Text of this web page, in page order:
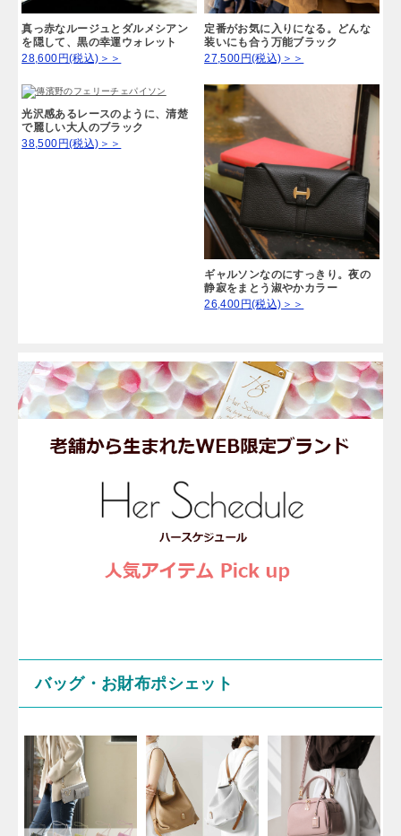
真っ赤なルージュとダルメシアン
を隠して、黒の幸運ウォレット
28,600円(税込)＞＞
定番がお気に入りになる。どんな
装いにも合う万能ブラック
27,500円(税込)＞＞
光沢感あるレースのように、清楚
で麗しい大人のブラック
38,500円(税込)＞＞
ギャルソンなのにすっきり。夜の
静寂をまとう淑やかカラー
26,400円(税込)＞＞
バッグ・お財布ポシェット